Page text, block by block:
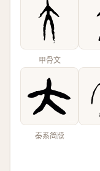
甲骨文
秦系简牍